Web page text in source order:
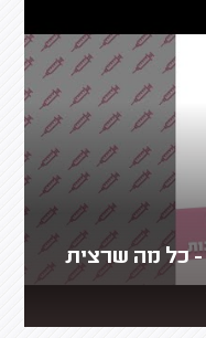
- כל מה שרצית